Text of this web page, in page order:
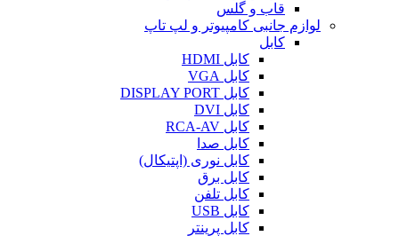
قاب و گلس
لوازم جانبی کامپیوتر و لپ تاپ
کابل
کابل HDMI
کابل VGA
کابل DISPLAY PORT
کابل DVI
کابل RCA-AV
کابل صدا
کابل نوری (اپتیکال)
کابل برق
کابل تلفن
کابل USB
کابل پرینتر